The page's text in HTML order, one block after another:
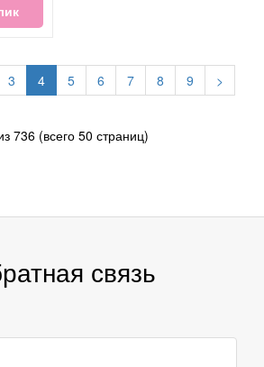
3 4 5 6 7 8 9
>
736 (всего 50 страниц)
связь